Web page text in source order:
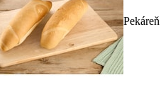
Pekáreň